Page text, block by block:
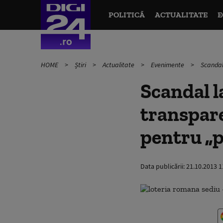
POLITICĂ ACTUALITATE
HOME Știri Actualitate Evenimente
Scandal
pentru
Data publicării:21.10.2013